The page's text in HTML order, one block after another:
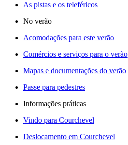
As pistas e os teleféricos
No verão
Acomodações para este verão
Comércios e serviços para o verão
Mapas e documentações do verão
Passe para pedestres
Informações práticas
Vindo para Courchevel
Deslocamento em Courchevel